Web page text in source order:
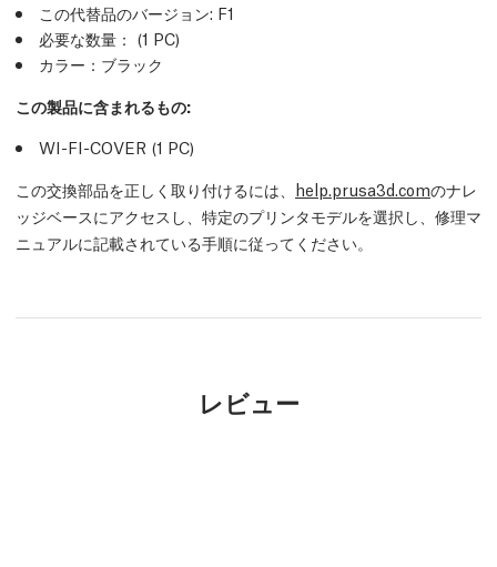
この代替品のバージョン: F1
必要な数量： (1 PC)
カラー：ブラック
この製品に含まれるもの:
WI-FI-COVER (1 PC)
この交換部品を正しく取り付けるには、 help.prusa3d.comのナレ
ッジベースにアクセスし、特定のプリンタモデルを選択し、修理マ
ニュアルに記載されている手順に従ってください。
レビュー